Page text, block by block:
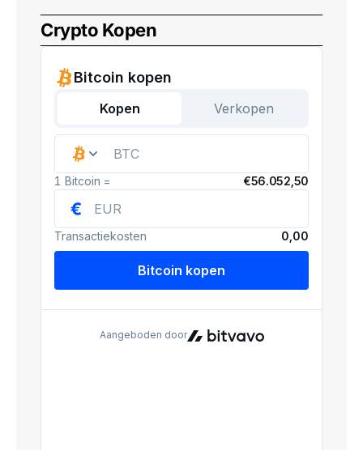
Crypto Kopen